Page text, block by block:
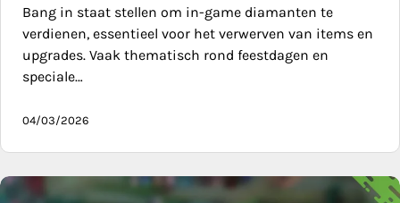
Bang in staat stellen om in-game diamanten te
verdienen, essentieel voor het verwerven van items en
upgrades. Vaak thematisch rond feestdagen en
speciale…
04/03/2026